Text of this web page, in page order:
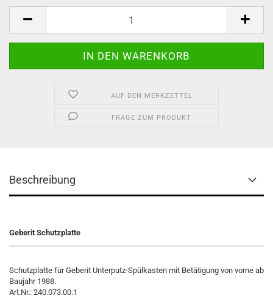
AUF DEN MERKZETTEL
FRAGE ZUM PRODUKT
Beschreibung
Geberit Schutzplatte
Schutzplatte für Geberit Unterputz-Spülkasten mit Betätigung von vorne ab
Baujahr 1988.
Art.Nr.: 240.073.00.1